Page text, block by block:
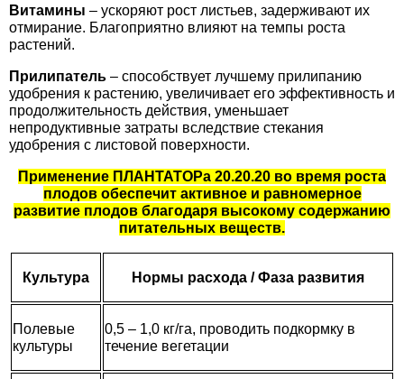
Витамины – ускоряют рост листьев, задерживают их
отмирание. Благоприятно влияют на темпы роста
растений.
Прилипатель – способствует лучшему прилипанию
удобрения к растению, увеличивает его эффективность и
продолжительность действия, уменьшает
непродуктивные затраты вследствие стекания
удобрения с листовой поверхности.
Применение ПЛАНТАТОРа 20.20.20 во время роста
плодов обеспечит активное и равномерное
развитие плодов благодаря высокому содержанию
питательных веществ.
Культура Нормы расхода / Фаза развития
Полевые
культуры
0,5 – 1,0 кг/га, проводить подкормку в
течение вегетации
Семена щавеля
Купить семена - хиты продаж
Архив